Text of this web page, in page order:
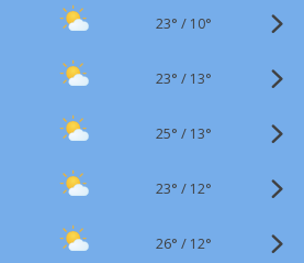
23° / 10°
23° / 13°
25° / 13°
23° / 12°
26° / 12°